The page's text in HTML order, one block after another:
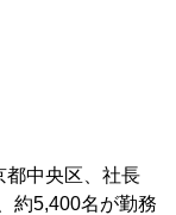
中央区、社長
約5,400名が勤務